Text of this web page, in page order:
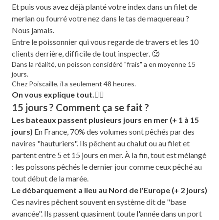
Et puis vous avez déjà planté votre index dans un filet de
merlan ou fourré votre nez dans le tas de maquereau ?
Nous jamais.
Entre le poissonnier qui vous regarde de travers et les 10
clients derrière, difficile de tout inspecter. 🧐
Dans la réalité, un poisson considéré "frais" a en moyenne 15
jours.
Chez Poiscaille, il a seulement 48 heures.
On vous explique tout.👇🏻
15 jours ? Comment ça se fait ?
Les bateaux passent plusieurs jours en mer (+ 1 à 15
jours) En France, 70% des volumes sont pêchés par des
navires "hauturiers". Ils pêchent au chalut ou au filet et
partent entre 5 et 15 jours en mer. À la fin, tout est mélangé
: les poissons pêchés le dernier jour comme ceux pêché au
tout début de la marée.
Le débarquement a lieu au Nord de l'Europe (+ 2 jours)
Ces navires pêchent souvent en système dit de "base
avancée". Ils passent quasiment toute l'année dans un port